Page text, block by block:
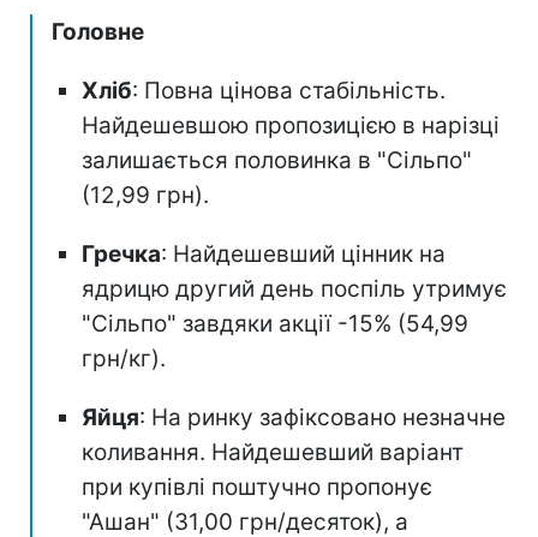
Головне
Хліб: Повна цінова стабільність.
Найдешевшою пропозицією в нарізці
залишається половинка в "Сільпо"
(12,99 грн).
Гречка: Найдешевший цінник на
ядрицю другий день поспіль утримує
"Сільпо" завдяки акції -15% (54,99
грн/кг).
Яйця: На ринку зафіксовано незначне
коливання. Найдешевший варіант
при купівлі поштучно пропонує
"Ашан" (31,00 грн/десяток), а